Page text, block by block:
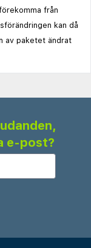
från
kan då
av paketet ändrat
e-post?